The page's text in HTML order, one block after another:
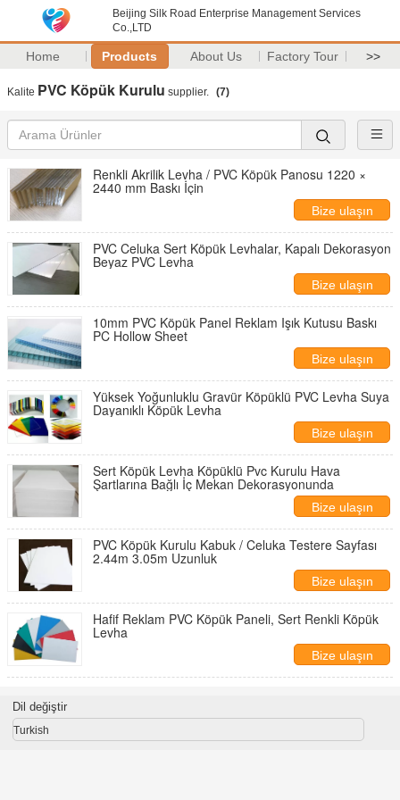
Beijing Silk Road Enterprise Management Services
Co.,LTD
Home Products About Us Factory Tour >>
Kalite PVC Köpük Kurulu supplier. (7)
Renkli Akrilik Levha / PVC Köpük Panosu 1220 ×
2440 mm Baskı İçin
Bize ulaşın
PVC Celuka Sert Köpük Levhalar, Kapalı Dekorasyon
Beyaz PVC Levha
Bize ulaşın
10mm PVC Köpük Panel Reklam Işık Kutusu Baskı
PC Hollow Sheet
Bize ulaşın
Yüksek Yoğunluklu Gravür Köpüklü PVC Levha Suya
Dayanıklı Köpük Levha
Bize ulaşın
Sert Köpük Levha Köpüklü Pvc Kurulu Hava
Şartlarına Bağlı İç Mekan Dekorasyonunda
Bize ulaşın
PVC Köpük Kurulu Kabuk / Celuka Testere Sayfası
2.44m 3.05m Uzunluk
Bize ulaşın
Hafif Reklam PVC Köpük Paneli, Sert Renkli Köpük
Levha
Bize ulaşın
Dil değiştir
Turkish